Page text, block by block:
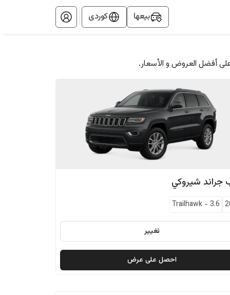
بيعها کوردی
أفضل العروض و الأسعار.
جراند شيروكي
Trailhawk- 3.6
تغيير
احصل على عرض